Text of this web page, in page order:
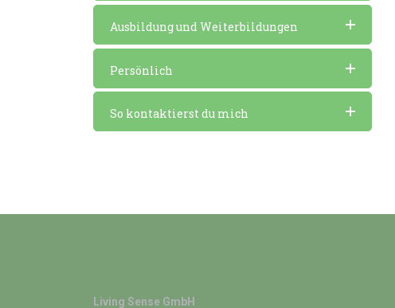
Ausbildung und Weiterbildungen
Persönlich
So kontaktierst du mich
Living Sense GmbH